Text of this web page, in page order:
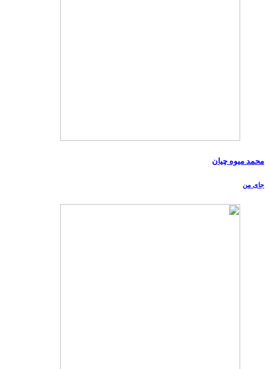
محمد میوه چیان
جای من